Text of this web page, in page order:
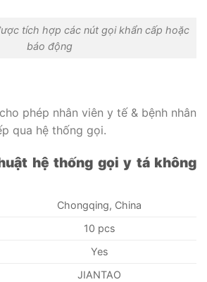
tích hợp các nút gọi khẩn cấp hoặc
báo động
phép nhân viên y tế & bệnh nhân
qua hệ thống gọi.
hệ thống gọi y tá không
Chongqing, China
10 pcs
Yes
JIANTAO